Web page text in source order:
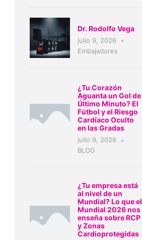
Dr. Rodolfo Vega
julio 9, 2026
Embajadores
¿Tu Corazón
Aguanta un Gol de
Último Minuto? El
Fútbol y el Riesgo
Cardíaco Oculto
en las Gradas
julio 9, 2026
BLOG
¿Tu empresa está
al nivel de un
Mundial? Lo que el
Mundial 2026 nos
enseña sobre RCP
y Zonas
Cardioprotegidas